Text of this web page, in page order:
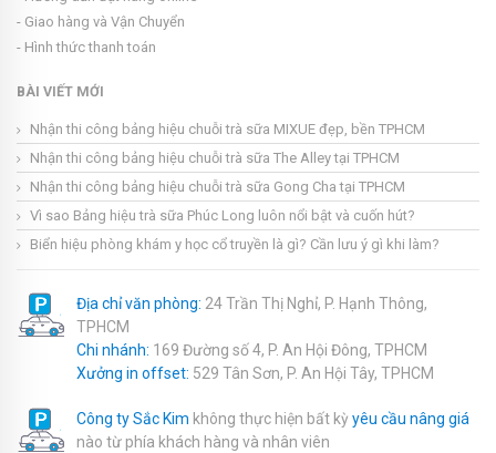
- Giao hàng và Vận Chuyển
- Hình thức thanh toán
BÀI VIẾT MỚI
Nhận thi công bảng hiệu chuỗi trà sữa MIXUE đẹp, bền TPHCM
Nhận thi công bảng hiệu chuỗi trà sữa The Alley tại TPHCM
Nhận thi công bảng hiệu chuỗi trà sữa Gong Cha tại TPHCM
Vì sao Bảng hiệu trà sữa Phúc Long luôn nổi bật và cuốn hút?
Biển hiệu phòng khám y học cổ truyền là gì? Cần lưu ý gì khi làm?
Địa chỉ văn phòng: 24 Trần Thị Nghỉ, P. Hạnh Thông,
TPHCM
Chi nhánh: 169 Đường số 4, P. An Hội Đông, TPHCM
Xưởng in offset: 529 Tân Sơn, P. An Hội Tây, TPHCM
Công ty Sắc Kim không thực hiện bất kỳyêu cầu nâng giá
nào từ phía khách hàng và nhân viên